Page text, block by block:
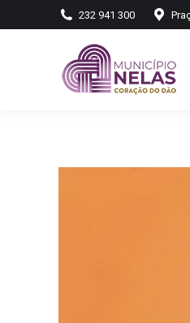
232 941 300